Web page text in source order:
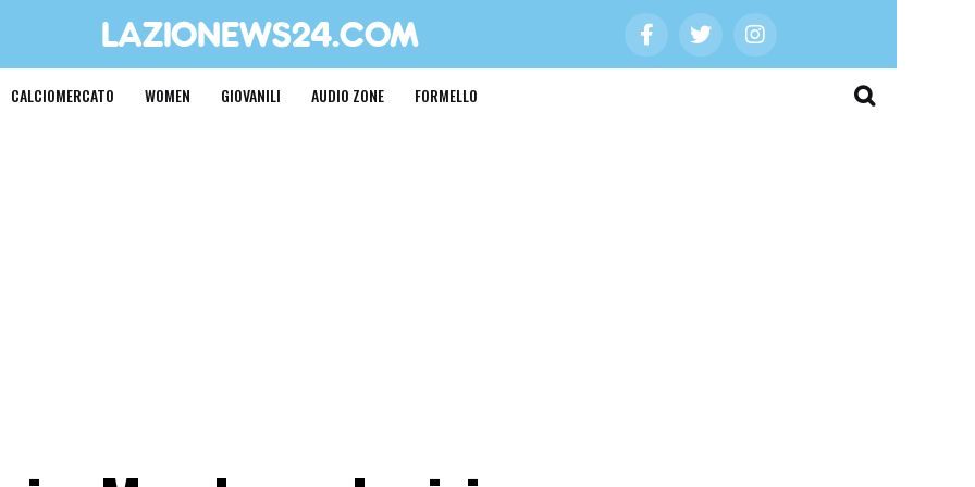
CALCIOMERCATO WOMEN GIOVANILI AUDIO ZONE FORMELLO